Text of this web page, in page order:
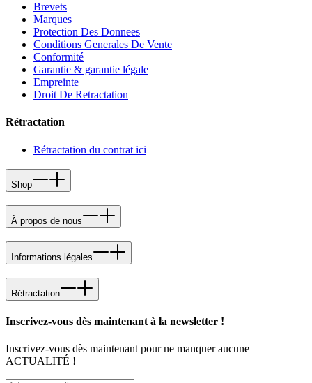
Brevets
Marques
Protection Des Donnees
Conditions Generales De Vente
Conformité
Garantie & garantie légale
Empreinte
Droit De Retractation
Rétractation
Rétractation du contrat ici
Shop
À propos de nous
Informations légales
Rétractation
Inscrivez-vous dès maintenant à la newsletter !
Inscrivez-vous dès maintenant pour ne manquer aucune
ACTUALITÉ !